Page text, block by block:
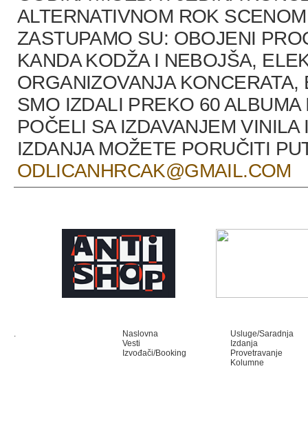
ALTERNATIVNOM ROK
ZASTUPAMO SU: OBOJENI
KANDA KODŽA I NEBOJŠA,
ORGANIZOVANJA
SMO IZDALI PREKO 60
POČELI SA IZDAVANJEM
IZDANJA MOŽETE PORUČITI
ODLICANHRCAK@GMAIL.COM
.
Naslovna
Vesti
Izvođači/Booking
Usluge/Saradnja
Izdanja
Provetravanje
Kolumne